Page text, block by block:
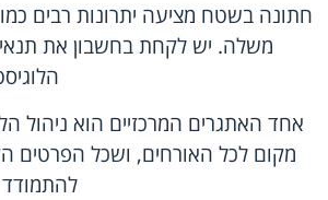
חתונה בשטח מציעה יתרונות רבים כמו
משלה. יש לקחת בחשבון את תנאי
אחד האתגרים המרכזיים הוא ניהול
מקום לכל האורחים, ושכל הפרטים